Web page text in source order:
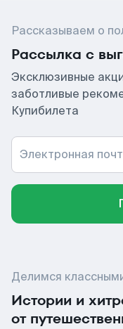
Рассказываем о
Рассылка с
Эксклюзивные
заботливые
Купибилета
Электронная
Делимся
Истории и
от